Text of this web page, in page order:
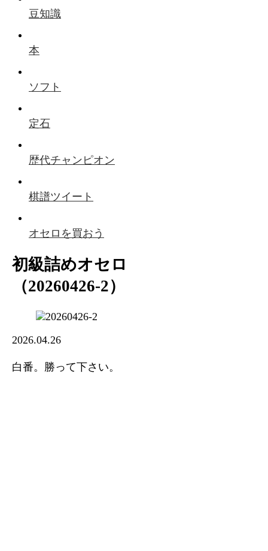
豆知識
本
ソフト
定石
歴代チャンピオン
棋譜ツイート
オセロを買おう
初級詰めオセロ
（20260426-2）
2026.04.26
白番。勝って下さい。